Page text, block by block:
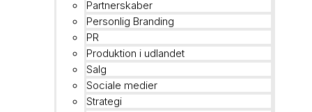
Partnerskaber
Personlig Branding
PR
Produktion i udlandet
Salg
Sociale medier
Strategi